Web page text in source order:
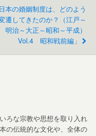
日本の婚姻制度は、どのよう
遷してきたのか？（江戸～
明治～大正～昭和～平成）
Vol.4 昭和戦前編」
ろな宗教や思想を取り入れ
の伝統的な文化や、全体の